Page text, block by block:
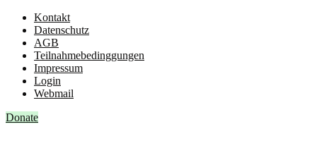
Kontakt
Datenschutz
AGB
Teilnahmebedinggungen
Impressum
Login
Webmail
Donate